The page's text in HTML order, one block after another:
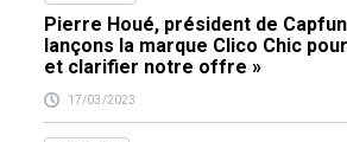
Pierre Houé, président de Capfun
lançons la marque Clico Chic
et clarifier notre offre »
17/03/2023